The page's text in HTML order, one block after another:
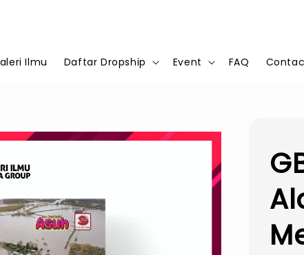
Ilmu Daftar Dropship Event FAQ